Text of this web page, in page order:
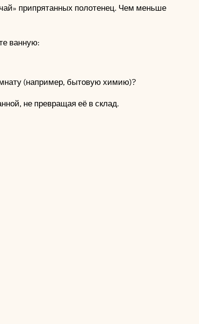
припрятанных полотенец. Чем меньше
ванную:
(например, бытовую химию)?
не превращая её в склад.